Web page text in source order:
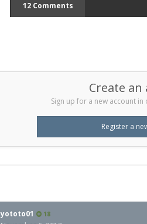
12 Comments
Create an
Sign up for a new account
Register a
yototo01 18